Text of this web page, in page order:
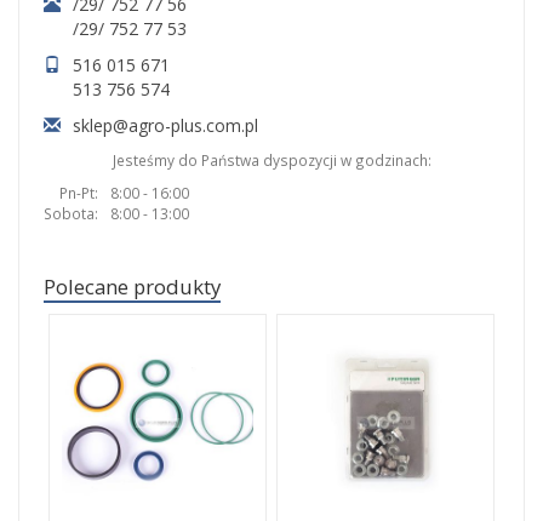
/29/ 752 77 53
516 015 671
513 756 574
sklep@agro-plus.com.pl
Jesteśmy do Państwa dyspozycji w godzinach:
Pn-Pt:
Sobota:
8:00 - 16:00
8:00 - 13:00
Polecane produkty